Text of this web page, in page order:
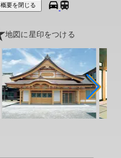
概要を閉じる
地図に星印をつける